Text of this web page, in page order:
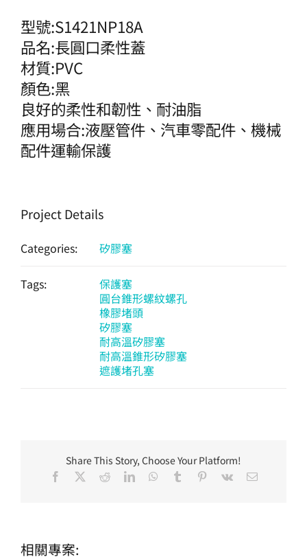
型號:S1421NP18A
品名:長圓口柔性蓋
材質:PVC
顏色:黑
良好的柔性和韌性、耐油脂
應用場合:液壓管件、汽車零配件、機械
配件運輸保護
Project Details
Categories: 矽膠塞
Tags:
保護塞
圓台錐形螺紋螺孔
橡膠堵頭
矽膠塞
耐高溫矽膠塞
耐高溫錐形矽膠塞
遮護堵孔塞
Share This Story, Choose Your Platform!
Facebook RedditLinkedInWhatsApp
Tumblr Pinterest
Vk Email:
相關專案: